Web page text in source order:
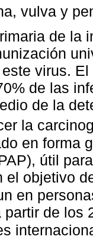
vulva y
de la
virus.
de las
de la
la
en forma
útil
el objetivo
en
partir de los